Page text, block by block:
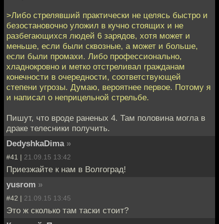
>Либо стрелявший практически не целясь быстро и
безостановочно уложил в кучно стоящих и не
разбегающихся людей 6 зарядов, хотя может и
меньше, если были сквозные, а может и больше,
если были промахи. Либо профессионально,
хладнокровно и метко отстреливал гражданам
конечности в очередности, соответствующей
степени угрозы. Думаю, вероятнее первое. Потому я
и написал о неприцельной стрельбе.
Пишут, что вроде раненых 4. Там половина могла в
драке телесники получить.
DedyshkaDima »
#41 | 21.09.15 13:42
Приезжайте к нам в Волгоград!
yusrom »
#42 | 21.09.15 13:45
Это ж сколько там таски стоит?